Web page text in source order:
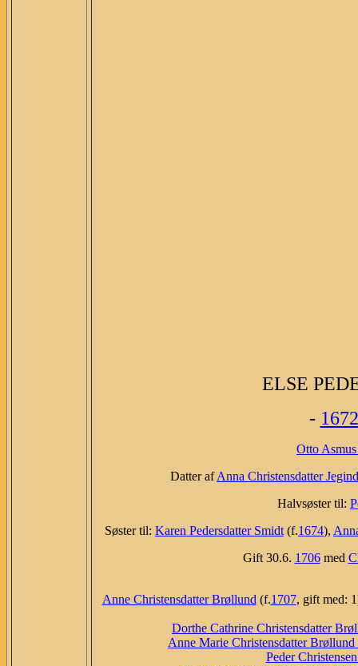
ELSE
- 1672
Otto
Datter afAnna Christensdatter Jegind
Halvsøster til:
Søster til: Karen Pedersdatter Smidt (f.1674),
Gift 30.6. 1706med
Anne Christensdatter Brøllund (f.1707, gift med:
Dorthe Cathrine Christensdatter
Anne Marie Christensdatter Brøllund
Peder